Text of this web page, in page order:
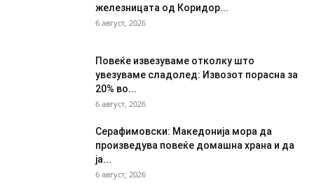
железницата од Коридор...
6 август, 2026
Повеќе извезуваме отколку што
увезуваме сладолед: Извозот порасна за
20% во...
6 август, 2026
Серафимовски: Македонија мора да
произведува повеќе домашна храна и да
ја...
6 август, 2026